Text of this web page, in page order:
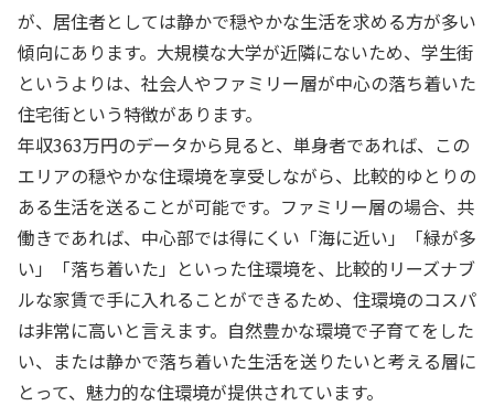
が、居住者としては静かで穏やかな生活を求める方が多い
傾向にあります。大規模な大学が近隣にないため、学生街
というよりは、社会人やファミリー層が中心の落ち着いた
住宅街という特徴があります。
年収363万円のデータから見ると、単身者であれば、この
エリアの穏やかな住環境を享受しながら、比較的ゆとりの
ある生活を送ることが可能です。ファミリー層の場合、共
働きであれば、中心部では得にくい「海に近い」「緑が多
い」「落ち着いた」といった住環境を、比較的リーズナブ
ルな家賃で手に入れることができるため、住環境のコスパ
は非常に高いと言えます。自然豊かな環境で子育てをした
い、または静かで落ち着いた生活を送りたいと考える層に
とって、魅力的な住環境が提供されています。